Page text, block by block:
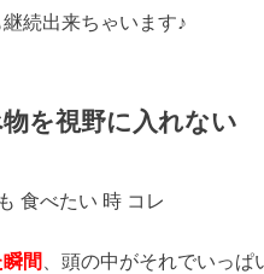
続出来ちゃいます♪
を視野に入れない
間
、頭の中がそれでいっ